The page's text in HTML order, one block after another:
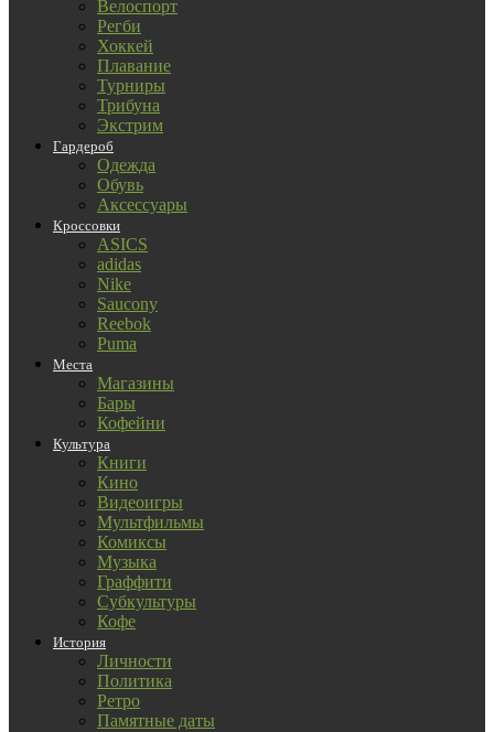
Велоспорт
Регби
Хоккей
Плавание
Турниры
Трибуна
Экстрим
Гардероб
Одежда
Обувь
Аксессуары
Кроссовки
ASICS
adidas
Nike
Saucony
Reebok
Puma
Места
Магазины
Бары
Кофейни
Культура
Книги
Кино
Видеоигры
Мультфильмы
Комиксы
Музыка
Граффити
Субкультуры
Кофе
История
Личности
Политика
Ретро
Памятные даты